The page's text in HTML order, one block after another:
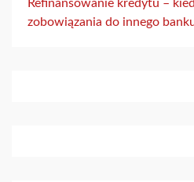
Refinansowanie kredytu –
zobowiązania do innego